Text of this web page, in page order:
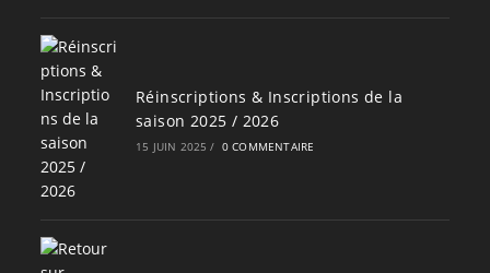
Réinscriptions & Inscriptions de la
saison 2025 / 2026
15 JUIN 2025 / 0 COMMENTAIRE